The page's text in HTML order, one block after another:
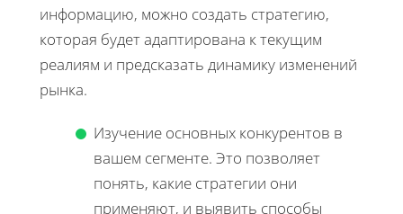
информацию, можно создать стратегию,
которая будет адаптирована к текущим
реалиям и предсказать динамику изменений
рынка.
Изучение основных конкурентов в
вашем сегменте. Это позволяет
понять, какие стратегии они
применяют, и выявить способы